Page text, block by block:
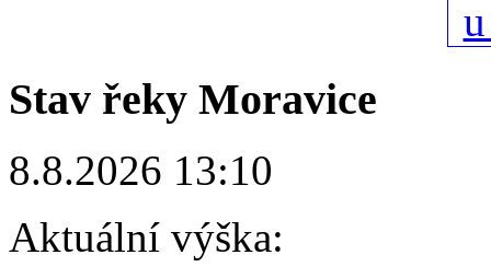
Stav řeky Moravice
8.8.2026 13:10
Aktuální výška: